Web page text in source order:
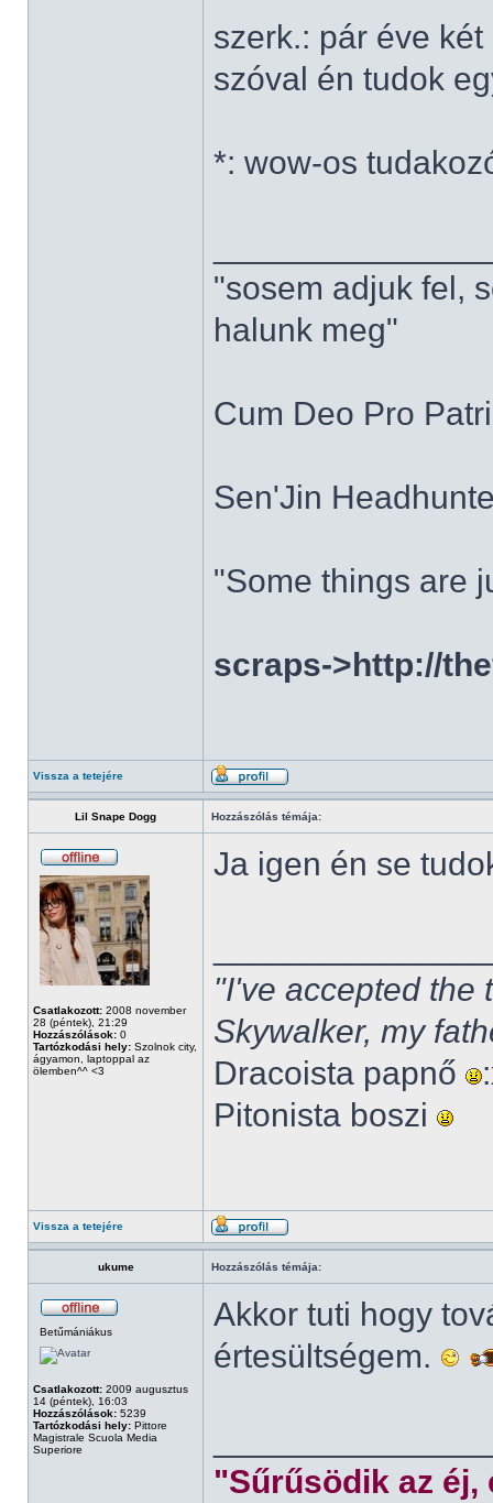
szerk.: pár éve
szóval én tudok
*: wow-os
"sosem adjuk fel,
halunk meg"
Cum Deo Pro
Sen'Jin
"Some things are
scraps->http://
Vissza a tetejére
Lil Snape Dogg Hozzászólás témája:
Csatlakozott: 2008 november
28 (péntek), 21:29
Hozzászólások: 0
Tartózkodási hely: Szolnok city,
ágyamon, laptoppal az
ölemben^^ <3
Ja igen én se
"I've accepted the
Skywalker, my
Dracoista papnő
Pitonista boszi
Vissza a tetejére
ukume Hozzászólás témája:
Betűmániákus
Csatlakozott: 2009 augusztus
14 (péntek), 16:03
Hozzászólások: 5239
Tartózkodási hely: Pittore
Magistrale Scuola Media
Superiore
Akkor tuti hogy
értesültségem.
"Sűrűsödik az éj,